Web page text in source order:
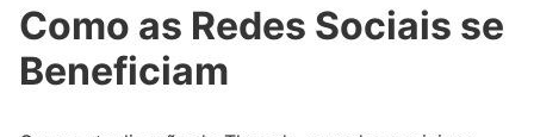
Como as Redes Sociais se
Beneficiam